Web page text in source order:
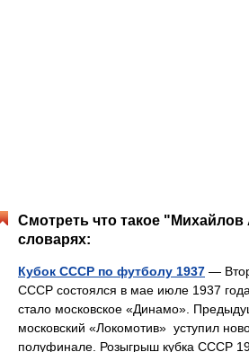
Смотреть что такое
словарях:
Кубок СССР по футболу 1937 —
СССР состоялся в мае июле 1937
стало московское «Динамо».
московский «Локомотив» уступил
полуфинале. Розыгрыш кубка СССР